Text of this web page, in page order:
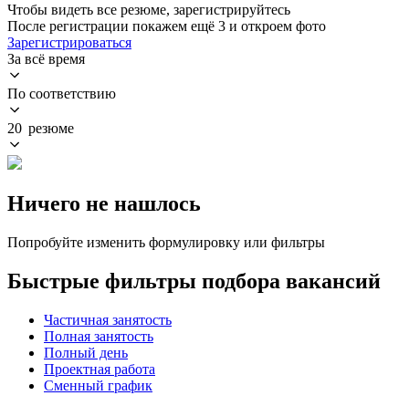
Чтобы видеть все резюме, зарегистрируйтесь
После регистрации покажем ещё 3 и откроем фото
Зарегистрироваться
За всё время
По соответствию
20 резюме
Ничего не нашлось
Попробуйте изменить формулировку или фильтры
Быстрые фильтры подбора вакансий
Частичная занятость
Полная занятость
Полный день
Проектная работа
Сменный график